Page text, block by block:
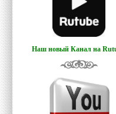
Наш новый Канал на